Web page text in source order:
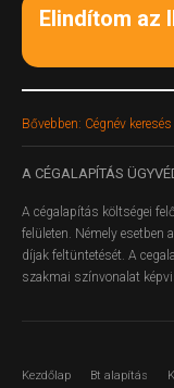
Elindítom az
Bővebben: Cégnév keresés
A CÉGALAPÍTÁS
A cégalapítás költségei
felületen. Némely esetben
díjak feltüntetését. A
szakmai színvonalat
Kezdőlap Bt alapítás